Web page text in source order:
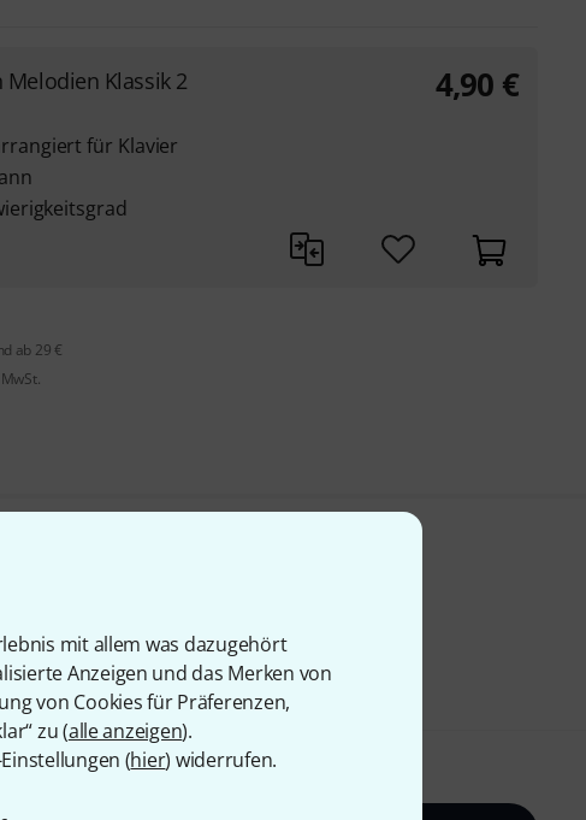
mit allem was dazugehört
Anzeigen und das Merken von
von Cookies für Präferenzen,
zu (alle anzeigen).
(hier) widerrufen.
Melodien Klassik 2
für Klavier
4,90 €
ab 29 €